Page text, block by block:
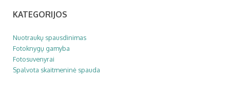
KATEGORIJOS
Nuotraukų spausdinimas
Fotoknygų gamyba
Fotosuvenyrai
Spalvota skaitmeninė spauda